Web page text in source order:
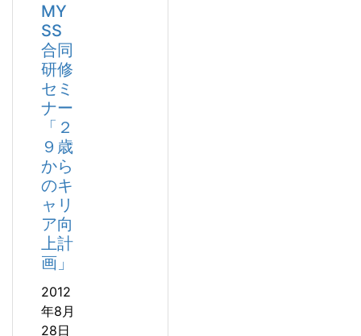
MY
SS
合同
研修
セミ
ナー
「２
９歳
から
のキ
ャリ
ア向
上計
画」
2012
年8月
28日